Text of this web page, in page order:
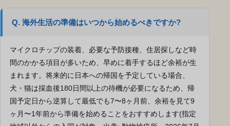
Q. 海外生活の準備はいつから始めるべきですか?
マイクロチップの装着、必要な予防接種、住居探しなど時
間のかかる項目が多いため、早めに着手するほど余裕が生
まれます。将来的に日本への帰国を予定している場合、
犬・猫は採血後180日間以上の待機が必要になるため、帰
国予定日から逆算して最低でも7〜8ヶ月前、余裕を見て9
ヶ月〜1年前から準備を始めることをおすすめします(指定